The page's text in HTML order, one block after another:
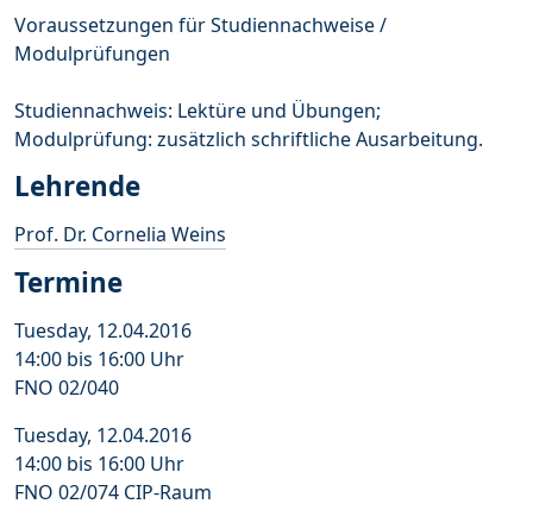
Voraussetzungen für Studiennachweise /
Modulprüfungen
Studiennachweis: Lektüre und Übungen;
Modulprüfung: zusätzlich schriftliche Ausarbeitung.
Lehrende
Prof. Dr. Cornelia Weins
Termine
Tuesday, 12.04.2016
14:00 bis 16:00 Uhr
FNO 02/040
Tuesday, 12.04.2016
14:00 bis 16:00 Uhr
FNO 02/074 CIP-Raum